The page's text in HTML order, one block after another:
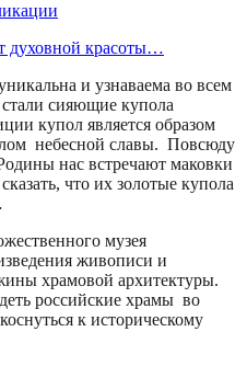
и узнаваема во всем
сияющие купола
купол является образом
небесной славы. Повсюду
нас встречают маковки
что их золотые купола
музея
живописи и
храмовой архитектуры.
российские храмы во
к историческому